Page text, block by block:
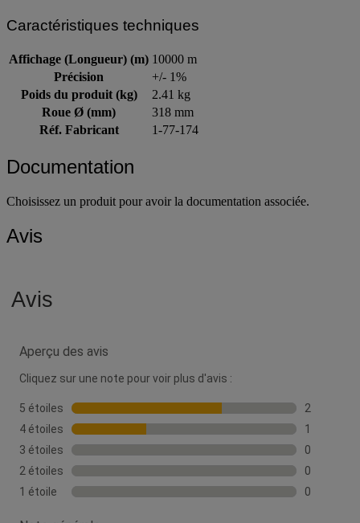
Caractéristiques techniques
Affichage (Longueur) (m) 10000 m
Précision
+/- 1%
Poids du produit (kg)
2.41 kg
Roue Ø (mm)
318 mm
Réf. Fabricant
1-77-174
Documentation
Choisissez un produit pour avoir la documentation associée.
Avis